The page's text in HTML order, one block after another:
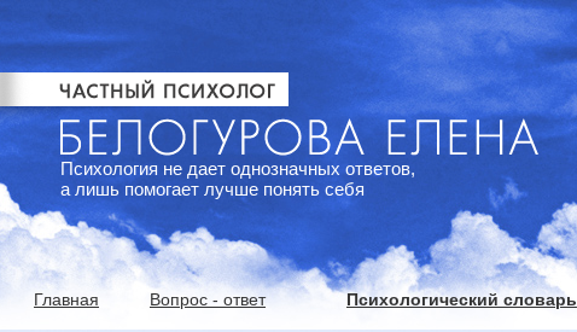
Психология не дает однозначных ответов,
а лишь помогает лучше понять себя
Главная Вопрос - ответ Психологический словарь